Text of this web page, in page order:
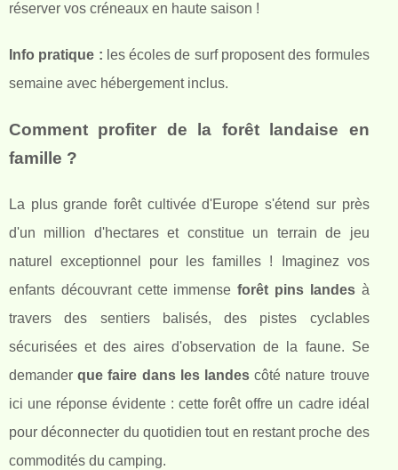
réserver vos créneaux en haute saison !
Info pratique : les écoles de surf proposent des formules
semaine avec hébergement inclus.
Comment profiter de la forêt landaise en
famille ?
La plus grande forêt cultivée d'Europe s'étend sur près
d'un million d'hectares et constitue un terrain de jeu
naturel exceptionnel pour les familles ! Imaginez vos
enfants découvrant cette immenseforêt pins landesà
travers des sentiers balisés, des pistes cyclables
sécurisées et des aires d'observation de la faune. Se
demanderque faire dans les landes côté nature trouve
ici une réponse évidente : cette forêt offre un cadre idéal
pour déconnecter du quotidien tout en restant proche des
commodités du camping.